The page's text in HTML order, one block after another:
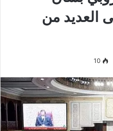
العديد من
10